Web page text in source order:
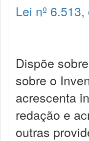
Lei nº
Dispõe
sobre o
acrescenta
redação e
outras